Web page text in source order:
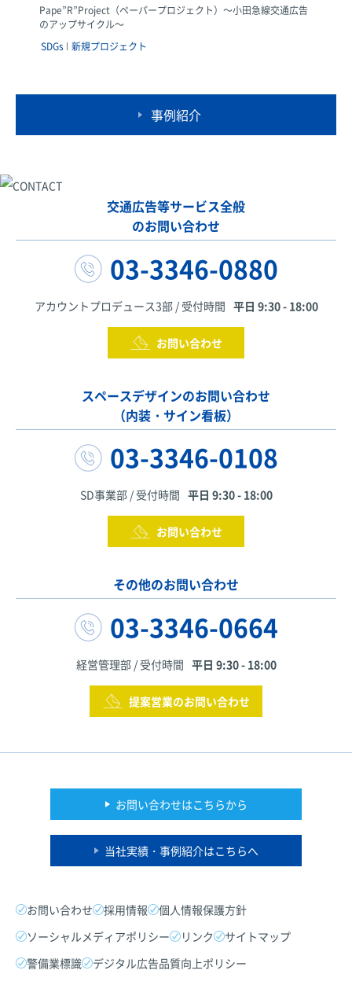
Pape”R”Project（ペーパープロジェクト）～小田急線交通広告
のアップサイクル～
SDGs
新規プロジェクト
事例紹介
交通広告等サービス全般
のお問い合わせ
03-3346-0880
アカウントプロデュース3部 / 受付時間 平日 9:30 - 18:00
お問い合わせ
スペースデザインのお問い合わせ
（内装・サイン看板）
03-3346-0108
SD事業部 / 受付時間 平日 9:30 - 18:00
お問い合わせ
その他のお問い合わせ
03-3346-0664
経営管理部 / 受付時間 平日 9:30 - 18:00
提案営業のお問い合わせ
お問い合わせはこちらから
当社実績・事例紹介はこちらへ
お問い合わせ 採用情報
個人情報保護方針
ソーシャルメディアポリシー
リンク
サイトマップ
警備業標識
デジタル広告品質向上ポリシー